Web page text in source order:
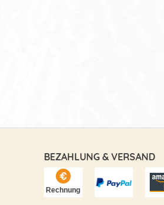
BEZAHLUNG & VERSAND